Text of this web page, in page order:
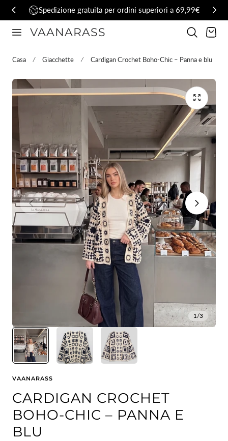
contenutoSpedizione gratuita per ordini superiori a 69,99€
VAANARASS Carrello
Casa Giacchette Cardigan Crochet Boho-Chic – Panna e blu
1/3
VAANARASS
CARDIGAN CROCHET
BOHO-CHIC – PANNA E
BLU